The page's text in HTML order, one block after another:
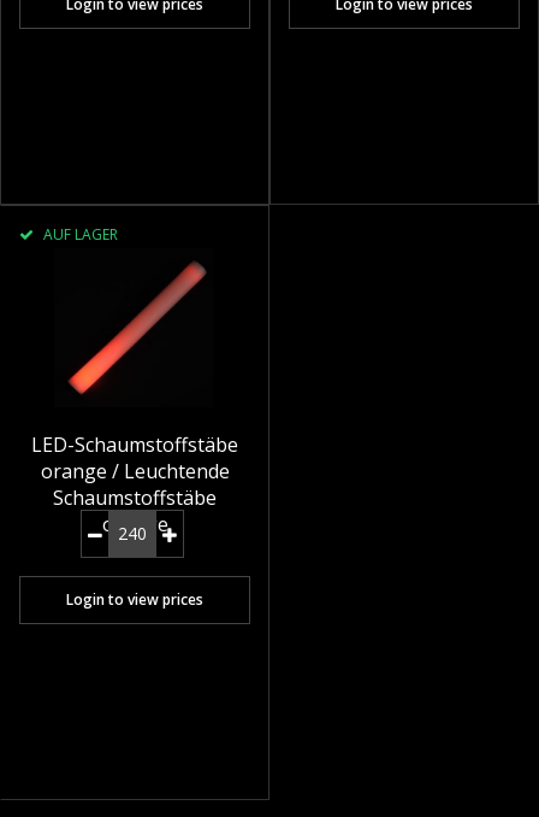
Login to view prices Login to view prices
AUF LAGER
LED-Schaumstoffstäbe
orange / Leuchtende
Schaumstoffstäbe
orange
Login to view prices